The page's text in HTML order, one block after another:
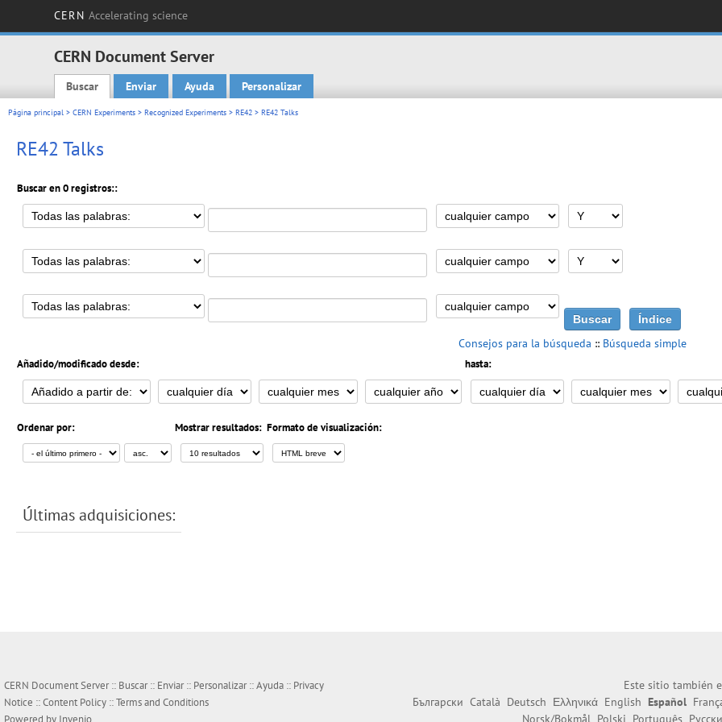
CERN Accelerating science
CERN Document Server
Main menu
Buscar Enviar Ayuda Personalizar
Página principal > CERN Experiments > Recognized Experiments > RE42 > RE42 Talks
RE42 Talks
Buscar en 0 registros::
Consejos para la búsqueda :: Búsqueda simple
Añadido/modificado desde: hasta:
Ordenar por: Mostrar resultados: Formato de visualización:
Últimas adquisiciones:
CERN Document Server :: Buscar:: Enviar:: Personalizar::Ayuda :: Privacy
Notice ::Content Policy ::Terms and Conditions
Este sitio también
Български Català Deutsch Ελληνικά English Español
Norsk/Bokmål Polski Português